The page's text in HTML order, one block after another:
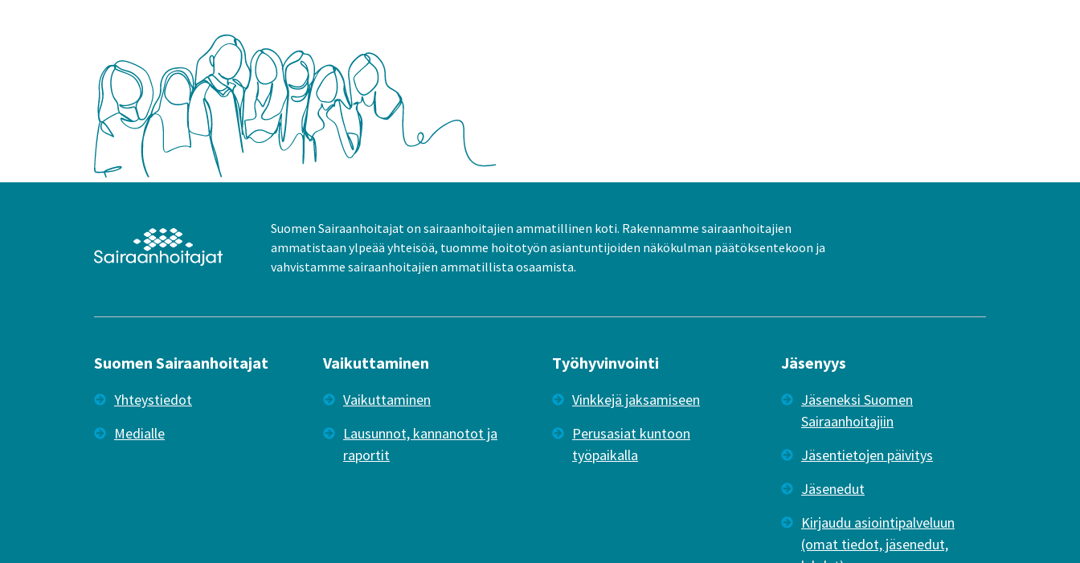
Suomen Sairaanhoitajat on sairaanhoitajien ammatillinen koti. Rakennamme sairaanhoitajien
ammatistaan ylpeää yhteisöä, tuomme hoitotyön asiantuntijoiden näkökulman päätöksentekoon ja
vahvistamme sairaanhoitajien ammatillista osaamista.
Suomen Sairaanhoitajat
Yhteystiedot
Medialle
Vaikuttaminen
Vaikuttaminen
Lausunnot, kannanotot ja
raportit
Työhyvinvointi
Vinkkejä jaksamiseen
Perusasiat kuntoon
työpaikalla
Jäsenyys
Jäseneksi Suomen
Sairaanhoitajiin
Jäsentietojen päivitys
Jäsenedut
Kirjaudu asiointipalveluun
(omat tiedot, jäsenedut,